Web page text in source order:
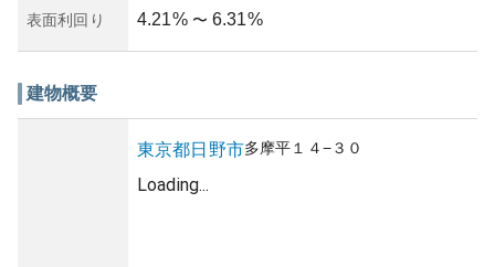
表面利回り 4.21% 〜 6.31%
建物概要
東京都日野市多摩平１４−３０
Loading...